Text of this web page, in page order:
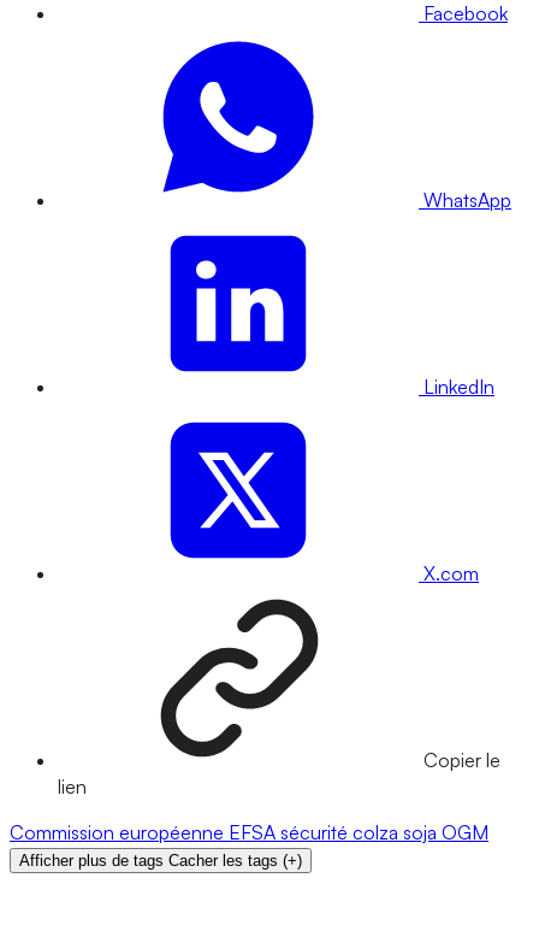
Facebook
WhatsApp
LinkedIn
X.com
Copier le
lien
Commission européenne EFSA sécurité colza soja OGM
Afficher plus de tags Cacher les tags (+)